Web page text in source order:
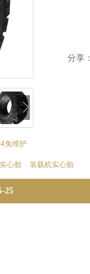
分享：
免维护
心胎 装载机实心胎
25